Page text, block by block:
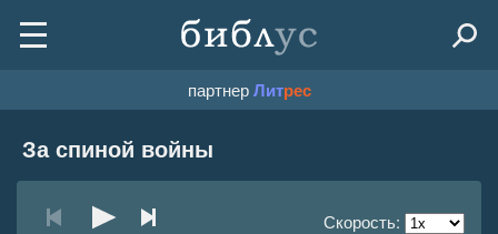
партнерЛитрес
За спиной войны
Скорость: